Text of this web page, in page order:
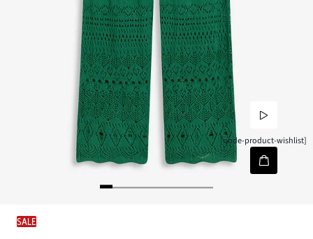
[node-product-wishlist]
SALE